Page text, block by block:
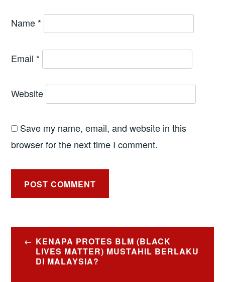
Name *
Email *
Website
Save my name, email, and website in this
browser for the next time I comment.
Post
navigation
KENAPA PROTES BLM (BLACK
LIVES MATTER) MUSTAHIL BERLAKU
DI MALAYSIA?